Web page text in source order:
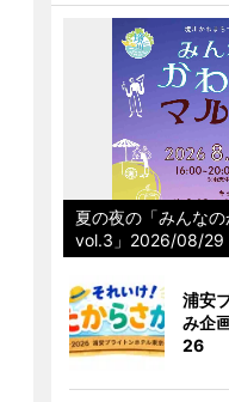
夏の夜の「みんな
vol.3」2026/08/29
浦安
み企
26